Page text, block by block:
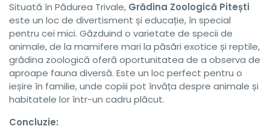
Situată în Pădurea Trivale, Grădina Zoologică Pitești
este un loc de divertisment și educație, în special
pentru cei mici. Găzduind o varietate de specii de
animale, de la mamifere mari la păsări exotice și reptile,
grădina zoologică oferă oportunitatea de a observa de
aproape fauna diversă. Este un loc perfect pentru o
ieșire în familie, unde copiii pot învăța despre animale și
habitatele lor într-un cadru plăcut.
Concluzie: